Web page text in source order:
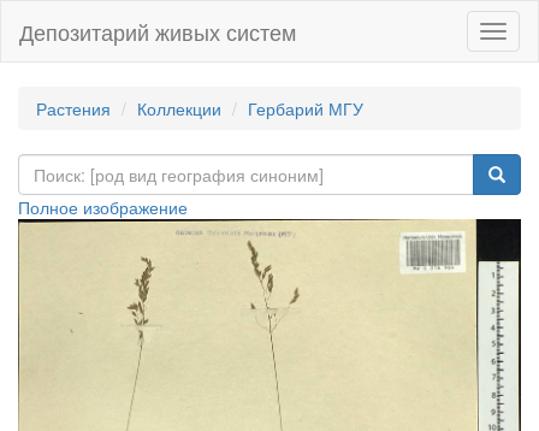
Депозитарий живых систем
Растения Коллекции Гербарий МГУ
Полное изображение